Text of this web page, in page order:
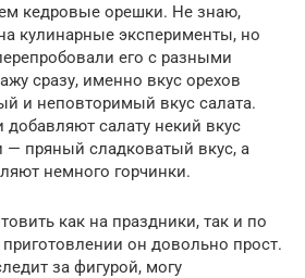
кедровые орешки. Не знаю,
кулинарные эксперименты, но
его с разными
сразу, именно вкус орехов
и неповторимый вкус салата.
салату некий вкус
— пряный сладковатый вкус, а
немного горчинки.
как на праздники, так и по
он довольно прост.
за фигурой, могу